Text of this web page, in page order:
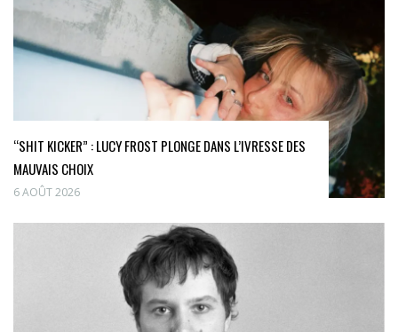
“SHIT KICKER” : LUCY FROST PLONGE DANS L’IVRESSE DES
MAUVAIS CHOIX
6 AOÛT 2026